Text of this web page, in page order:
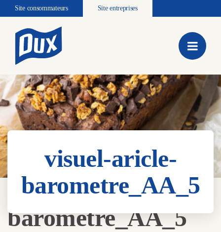
Site consommateurs Site entreprises
visuel-aricle-
barometre_AA_5
visuel-aricle-
barometre_AA_5